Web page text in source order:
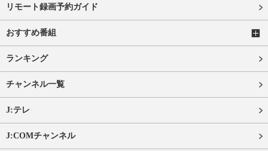
リモート録画予約ガイド
おすすめ番組
ランキング
チャンネル一覧
J:テレ
J:COMチャンネル